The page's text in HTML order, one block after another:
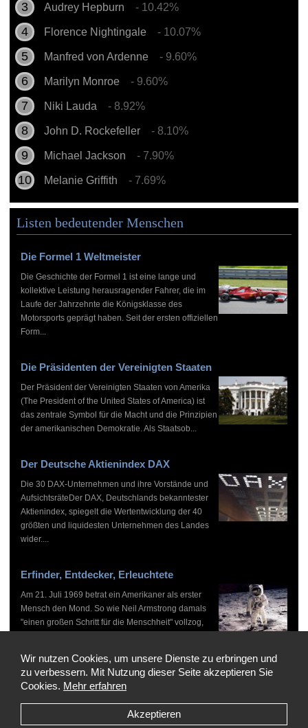
Audrey Hepburn - 10.42%
Florence Nightingale - 10.07%
Manfred von Ardenne - 9.60%
Marilyn Monroe - 9.60%
Niki Lauda - 8.92%
John D. Rockefeller - 8.10%
Michael Jackson - 7.90%
Melanie Griffith - 7.69%
Listen bedeutender Menschen
Die Formel 1 Weltmeister
Die Geschichte der Formel 1 ist eine lange und
kollektive Leistung herausragender Fahrer, die im
Laufe der Jahrzehnte die Königsklasse des
Motorsports geprägt haben. Seit der ersten offiziellen
Form...
Die Präsidenten der Vereinigten Staaten
Der Präsident der Vereinigten Staaten von Amerika
(The President of the United States of America) ist
das zentrale Symbol für die Macht und die Prinzipien
der amerikanischen Demokratie. Als Staatsob...
Der Deutsche Aktienindex DAX
Die 30 DAX-Unternehmen und ihre Vorstände und
AufsichtsräteDer DAX, Deutschlands bekanntester
Aktienindex, spiegelt die Wertentwicklung der 40
größten und liquidesten Unternehmen des Landes
wider....
Erfinder, Entdecker, Erleuchtete
Am 21. Juli 1969 betrat ein Amerikaner als erster
Mensch den Mond. So wie Neil Armstrong damals
"einen großen Schritt für die Menschheit" vollzog,
Copyright © 1999-2026 by WHO'S WHO, Alle Rechte vorbehalten
Wir nutzen Cookies, um unsere Dienste zu erbringen und
zu verbessern. Mit Nutzung dieser Seite akzeptieren Sie
Cookies. Mehr erfahren
Akzeptieren